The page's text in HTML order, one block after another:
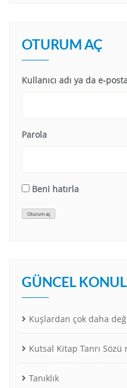
OTURUM AÇ
Kullanıcı adı ya da e-
Parola
Beni hatırla
Oturum aç
GÜNCEL
Kuşlardan çok daha
Kutsal Kitap Tanrı Sözü
Tanıklık